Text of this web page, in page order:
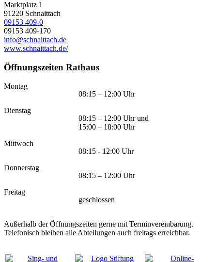
Marktplatz 1
91220 Schnaittach
09153 409-0
09153 409-170
info@schnaittach.de
www.schnaittach.de/
Öffnungszeiten Rathaus
Montag
08:15 – 12:00 Uhr
Dienstag
08:15 – 12:00 Uhr und
15:00 – 18:00 Uhr
Mittwoch
08:15 - 12:00 Uhr
Donnerstag
08:15 – 12:00 Uhr
Freitag
geschlossen
Außerhalb der Öffnungszeiten gerne mit Terminvereinbarung.
Telefonisch bleiben alle Abteilungen auch freitags erreichbar.